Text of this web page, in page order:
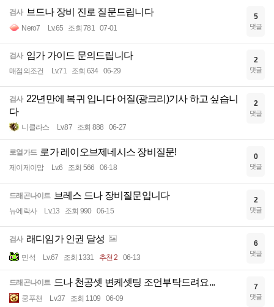
검사 브드나 장비 진로 질문드립니다
Nero7 Lv.65 조회 781 07-01
5
댓글
검사 임가 가이드 문의드립니다
매점의조건 Lv.71 조회 634 06-29
2
댓글
검사 22년만에 복귀 입니다 어질(광크리)기사 하고 싶습니
다
니클라스 Lv.87 조회 888 06-27
2
댓글
로열가드 로가 레이오브제네시스 장비질문!
제이제이맘 Lv.6 조회 566 06-18
0
댓글
드래곤나이트 브레스 드나 장비질문입니다
뉴에락사 Lv.13 조회 990 06-15
2
댓글
검사 래디임가 인권 달성
민석 Lv.67 조회 1331 추천 2 06-13
6
댓글
드래곤나이트 드나 천공셋 변케셋팅 조언부탁드려요...
쿵푸챈 Lv.37 조회 1109 06-09
7
댓글